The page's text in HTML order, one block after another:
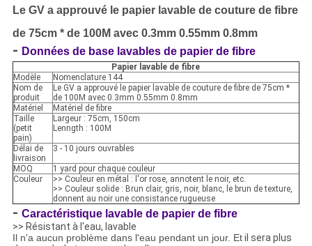
Le GV a approuvé le papier lavable de couture de fibre
de 75cm * de 100M avec 0.3mm 0.55mm 0.8mm
- Données de base lavables de papier de fibre
Papier lavable de fibre
Modèle
Nomenclature 144
Nom de
produit
Le GV a approuvé le papier lavable de couture de fibre de 75cm *
de 100M avec 0.3mm 0.55mm 0.8mm
Matériel
Matériel de fibre
Taille
(petit
pain)
Largeur : 75cm, 150cm
Lenngth : 100M
Délai de
livraison
3 - 10 jours ouvrables
MOQ
1 yard pour chaque couleur
Couleur
>> Couleur en métal : l'or rose, annotent le noir, etc.
>> Couleur solide : Brun clair, gris, noir, blanc, le brun de texture,
donnent au noir une consistance rugueuse
- Caractéristique lavable de papier de fibre
>> Résistant à l'eau, lavable
Il n'a aucun problème dans l'eau pendant un jour. Etil sera plus